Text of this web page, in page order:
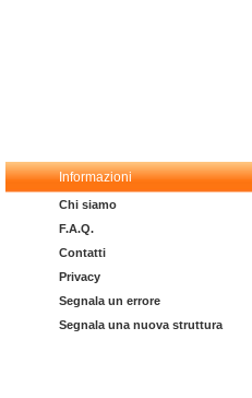
Informazioni
Chi siamo
F.A.Q.
Contatti
Privacy
Segnala un errore
Segnala una nuova struttura